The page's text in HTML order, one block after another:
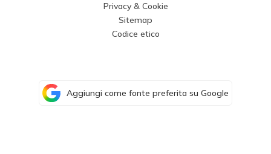
Privacy & Cookie
Sitemap
Codice etico
Aggiungi come fonte preferita su Google